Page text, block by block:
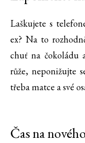
Laškujete s
ex? Na to
chuť na čokoládu
růže, neponižujte
třeba matce a své
Čas na